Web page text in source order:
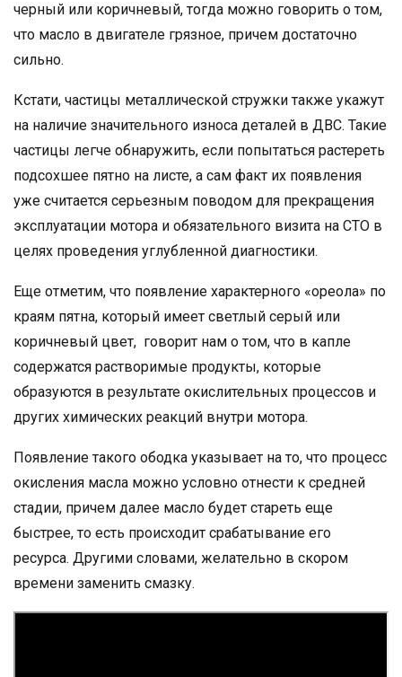
черный или коричневый, тогда можно говорить о том,
что масло в двигателе грязное, причем достаточно
сильно.
Кстати, частицы металлической стружки также укажут
на наличие значительного износа деталей в ДВС. Такие
частицы легче обнаружить, если попытаться растереть
подсохшее пятно на листе, а сам факт их появления
уже считается серьезным поводом для прекращения
эксплуатации мотора и обязательного визита на СТО в
целях проведения углубленной диагностики.
Еще отметим, что появление характерного «ореола» по
краям пятна, который имеет светлый серый или
коричневый цвет, говорит нам о том, что в капле
содержатся растворимые продукты, которые
образуются в результате окислительных процессов и
других химических реакций внутри мотора.
Появление такого ободка указывает на то, что процесс
окисления масла можно условно отнести к средней
стадии, причем далее масло будет стареть еще
быстрее, то есть происходит срабатывание его
ресурса. Другими словами, желательно в скором
времени заменить смазку.